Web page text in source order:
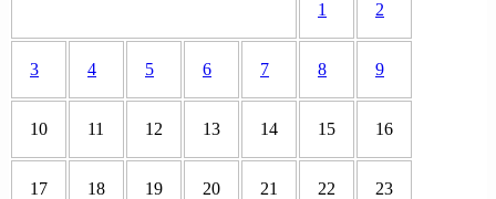
1 2
3 4 5 6 7 8 9
10 11 12 13 14 15 16
17 18 19 20 21 22 23